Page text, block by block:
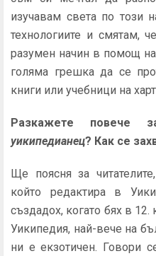
изучавам света по този
технологиите и смятам,
разумен начин в помощ
голяма грешка да се
книги или учебници на
Разкажете повече
уикипедианец? Как се
Ще поясня за
който редактира в
създадох, когато бях в
Уикипедия, най-вече на
ни е екзотичен. Говори